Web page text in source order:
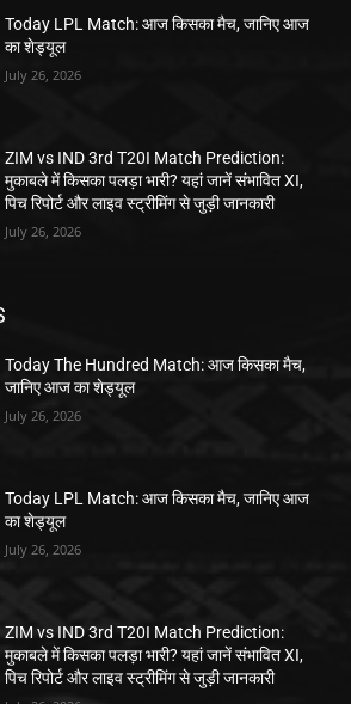
Today LPL Match: आज किसका मैच, जानिए आज
का शेड्यूल
July 26, 2026
ZIM vs IND 3rd T20I Match Prediction:
मुकाबले में किसका पलड़ा भारी? यहां जानें संभावित XI,
पिच रिपोर्ट और लाइव स्ट्रीमिंग से जुड़ी जानकारी
July 26, 2026
Today The Hundred Match: आज किसका मैच,
जानिए आज का शेड्यूल
July 26, 2026
Today LPL Match: आज किसका मैच, जानिए आज
का शेड्यूल
July 26, 2026
ZIM vs IND 3rd T20I Match Prediction:
मुकाबले में किसका पलड़ा भारी? यहां जानें संभावित XI,
पिच रिपोर्ट और लाइव स्ट्रीमिंग से जुड़ी जानकारी